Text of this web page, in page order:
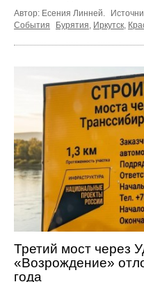
Автор: Есения Линней.
События
Бурятия, Иркутск,
Третий мост через
«Возрождение»
года